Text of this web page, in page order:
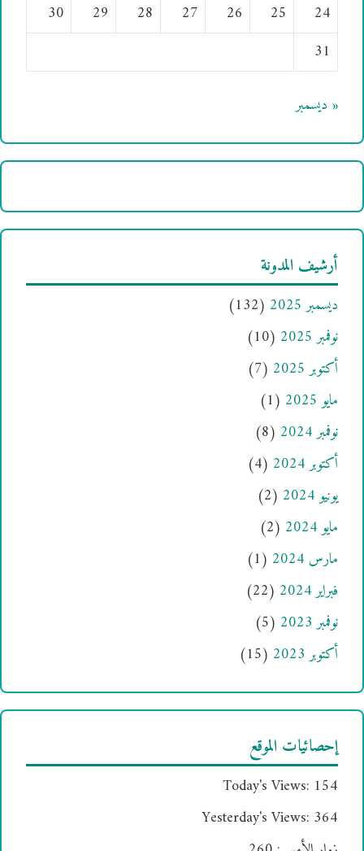
24
25
26
27
28
29
30
31
« ديسمبر
أرشيف المدونة
ديسمبر 2025
(132)
نوفمبر 2025
(10)
أكتوبر 2025
(7)
مايو 2025
(1)
نوفمبر 2024
(8)
أكتوبر 2024
(4)
يونيو 2024
(2)
مايو 2024
(2)
مارس 2024
(1)
فبراير 2024
(22)
نوفمبر 2023
(5)
أكتوبر 2023
(15)
إحصائيات الموقع
Today's Views: 154
Yesterday's Views: 364